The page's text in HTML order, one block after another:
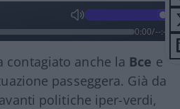
0:00/--:--
contagiato anche la Bce e
passeggera. Già da
politiche iper-verdi,